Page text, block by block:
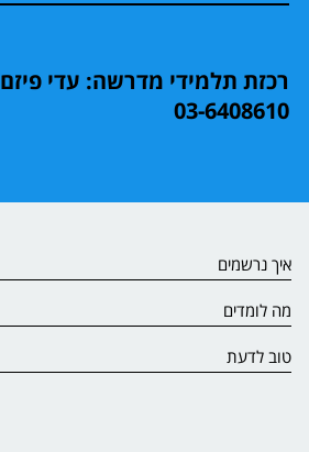
רכזת תלמידי מדרשה: עדי פיזם
03-6408610
איך נרשמים
מה לומדים
טוב לדעת